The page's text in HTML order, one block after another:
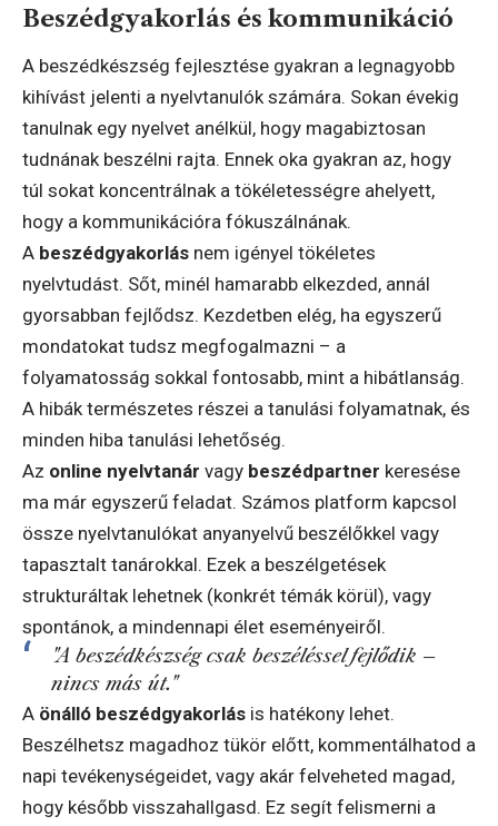
Beszédgyakorlás és kommunikáció
A beszédkészség fejlesztése gyakran a legnagyobb
kihívást jelenti a nyelvtanulók számára. Sokan évekig
tanulnak egy nyelvet anélkül, hogy magabiztosan
tudnának beszélni rajta. Ennek oka gyakran az, hogy
túl sokat koncentrálnak a tökéletességre ahelyett,
hogy a kommunikációra fókuszálnának.
A beszédgyakorlás nem igényel tökéletes
nyelvtudást. Sőt, minél hamarabb elkezded, annál
gyorsabban fejlődsz. Kezdetben elég, ha egyszerű
mondatokat tudsz megfogalmazni – a
folyamatosság sokkal fontosabb, mint a hibátlanság.
A hibák természetes részei a tanulási folyamatnak, és
minden hiba tanulási lehetőség.
Az online nyelvtanár vagy beszédpartner keresése
ma már egyszerű feladat. Számos platform kapcsol
össze nyelvtanulókat anyanyelvű beszélőkkel vagy
tapasztalt tanárokkal. Ezek a beszélgetések
strukturáltak lehetnek (konkrét témák körül), vagy
spontánok, a mindennapi élet eseményeiről.
"A beszédkészség csak beszéléssel fejlődik –
nincs más út."
A önálló beszédgyakorlás is hatékony lehet.
Beszélhetsz magadhoz tükör előtt, kommentálhatod a
napi tevékenységeidet, vagy akár felveheted magad,
hogy később visszahallgasd. Ez segít felismerni a